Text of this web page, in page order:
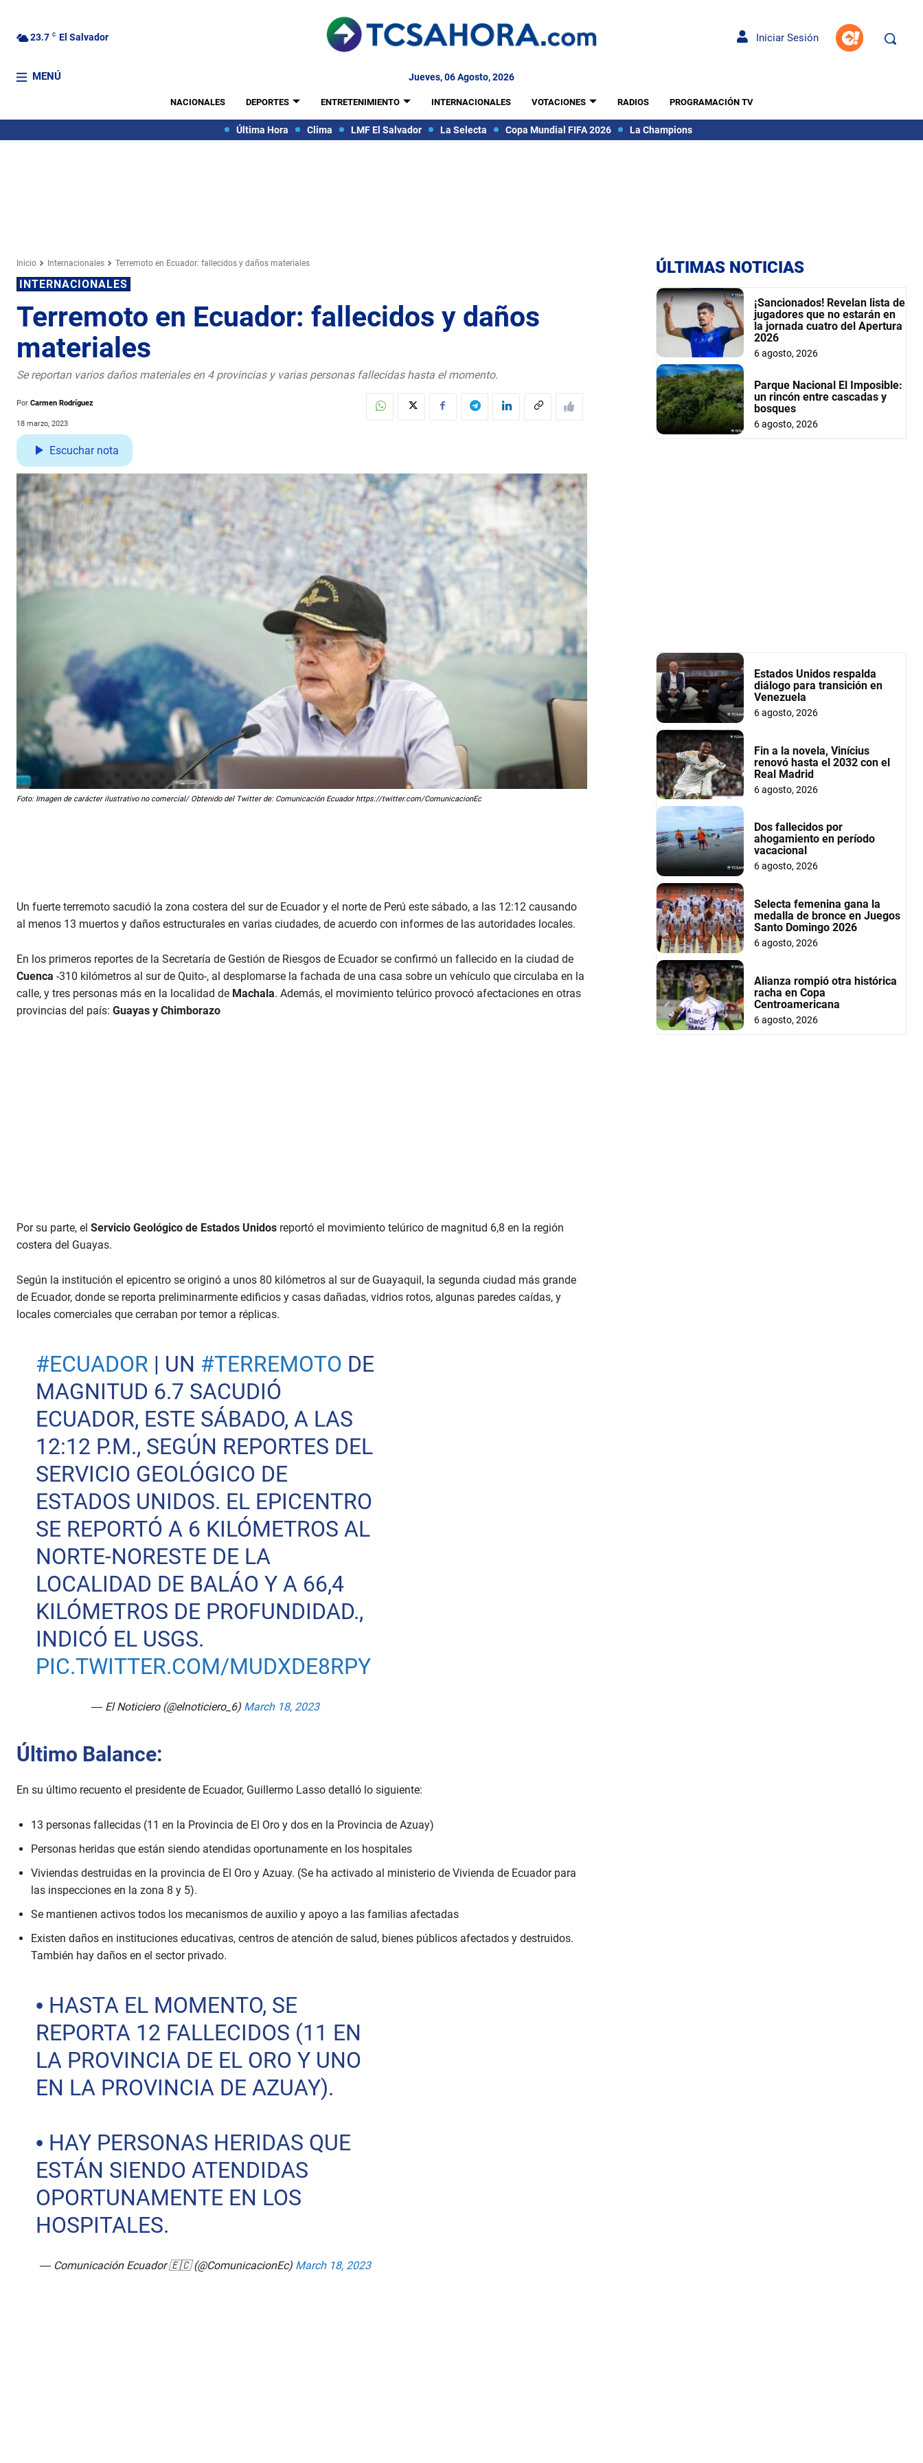
23.7 C El Salvador Iniciar Sesión
MENÚ Jueves, 06 Agosto, 2026
NACIONALES DEPORTES ENTRETENIMIENTO INTERNACIONALES VOTACIONES RADIOS PROGRAMACIÓN TV
Última Hora Clima LMF El Salvador La Selecta Copa Mundial FIFA 2026 La Champions
Inicio Internacionales Terremoto en Ecuador: fallecidos y daños materiales
INTERNACIONALES
Terremoto en Ecuador: fallecidos y daños
materiales
Se reportan varios daños materiales en 4 provincias y varias personas fallecidas hasta el momento.
Por Carmen Rodríguez
18 marzo, 2023
Escuchar nota
Foto: Imagen de carácter ilustrativo no comercial/ Obtenido del Twitter de: Comunicación Ecuador https://twitter.com/ComunicacionEc
Un fuerte terremoto sacudió la zona costera del sur de Ecuador y el norte de Perú este sábado, a las 12:12 causando
al menos 13 muertos y daños estructurales en varias ciudades, de acuerdo con informes de las autoridades locales.
En los primeros reportes de la Secretaría de Gestión de Riesgos de Ecuador se confirmó un fallecido en la ciudad de
Cuenca -310 kilómetros al sur de Quito-, al desplomarse la fachada de una casa sobre un vehículo que circulaba en la
calle, y tres personas más en la localidad de Machala. Además, el movimiento telúrico provocó afectaciones en otras
provincias del país: Guayas y Chimborazo
Por su parte, el Servicio Geológico de Estados Unidos reportó el movimiento telúrico de magnitud 6,8 en la región
costera del Guayas.
Según la institución el epicentro se originó a unos 80 kilómetros al sur de Guayaquil, la segunda ciudad más grande
de Ecuador, donde se reporta preliminarmente edificios y casas dañadas, vidrios rotos, algunas paredes caídas, y
locales comerciales que cerraban por temor a réplicas.
#ECUADOR | UN #TERREMOTO DE
MAGNITUD 6.7 SACUDIÓ
ECUADOR, ESTE SÁBADO, A LAS
12:12 P.M., SEGÚN REPORTES DEL
SERVICIO GEOLÓGICO DE
ESTADOS UNIDOS. EL EPICENTRO
SE REPORTÓ A 6 KILÓMETROS AL
NORTE-NORESTE DE LA
LOCALIDAD DE BALÁO Y A 66,4
KILÓMETROS DE PROFUNDIDAD.,
INDICÓ EL USGS.
PIC.TWITTER.COM/MUDXDE8RPY
— El Noticiero (@elnoticiero_6) March 18, 2023
Último Balance:
En su último recuento el presidente de Ecuador, Guillermo Lasso detalló lo siguiente:
13 personas fallecidas (11 en la Provincia de El Oro y dos en la Provincia de Azuay)
Personas heridas que están siendo atendidas oportunamente en los hospitales
Viviendas destruidas en la provincia de El Oro y Azuay. (Se ha activado al ministerio de Vivienda de Ecuador para
las inspecciones en la zona 8 y 5).
Se mantienen activos todos los mecanismos de auxilio y apoyo a las familias afectadas
Existen daños en instituciones educativas, centros de atención de salud, bienes públicos afectados y destruidos.
También hay daños en el sector privado.
• HASTA EL MOMENTO, SE
REPORTA 12 FALLECIDOS (11 EN
LA PROVINCIA DE EL ORO Y UNO
EN LA PROVINCIA DE AZUAY).
• HAY PERSONAS HERIDAS QUE
ESTÁN SIENDO ATENDIDAS
OPORTUNAMENTE EN LOS
HOSPITALES.
— Comunicación Ecuador 🇪🇨 (@ComunicacionEc) March 18, 2023
ÚLTIMAS NOTICIAS
¡Sancionados! Revelan lista de
jugadores que no estarán en
la jornada cuatro del Apertura
2026
6 agosto, 2026
Parque Nacional El Imposible:
un rincón entre cascadas y
bosques
6 agosto, 2026
Estados Unidos respalda
diálogo para transición en
Venezuela
6 agosto, 2026
Fin a la novela, Vinícius
renovó hasta el 2032 con el
Real Madrid
6 agosto, 2026
Dos fallecidos por
ahogamiento en período
vacacional
6 agosto, 2026
Selecta femenina gana la
medalla de bronce en Juegos
Santo Domingo 2026
6 agosto, 2026
Alianza rompió otra histórica
racha en Copa
Centroamericana
6 agosto, 2026